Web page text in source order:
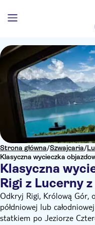
Strona główna/Szwajcaria/
Klasyczna wycieczka
Klasyczna
Rigi z Lucerny
Odkryj Rigi, Królową Gór,
półdniowej lub
statkiem po Jeziorze